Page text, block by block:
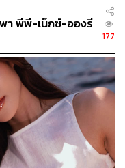
พา พีพี-เน็กซ์-อองรี
177